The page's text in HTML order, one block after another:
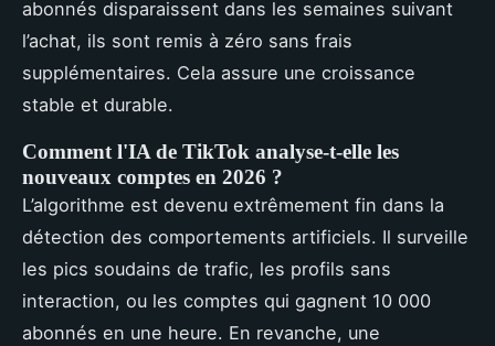
abonnés disparaissent dans les semaines suivant
l’achat, ils sont remis à zéro sans frais
supplémentaires. Cela assure une croissance
stable et durable.
Comment l'IA de TikTok analyse-t-elle les
nouveaux comptes en 2026 ?
L’algorithme est devenu extrêmement fin dans la
détection des comportements artificiels. Il surveille
les pics soudains de trafic, les profils sans
interaction, ou les comptes qui gagnent 10 000
abonnés en une heure. En revanche, une